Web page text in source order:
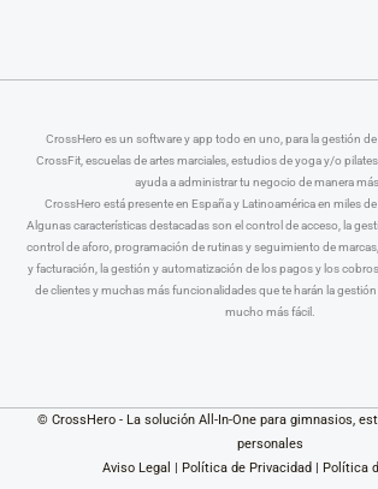
CrossHero es un software y app todo en uno, para la gestión
CrossFit, escuelas de artes marciales, estudios de yoga y/o
ayuda a administrar tu negocio de manera más
CrossHero está presente en España y Latinoamérica en miles
Algunas características destacadas son el control de acceso, la
control de aforo, programación de rutinas y seguimiento de
y facturación, la gestión y automatización de los pagos y los
de clientes y muchas más funcionalidades que te harán la
mucho más fácil.
© CrossHero - La solución All-In-One para gimnasios,
personales
Aviso Legal | Política de Privacidad | Política